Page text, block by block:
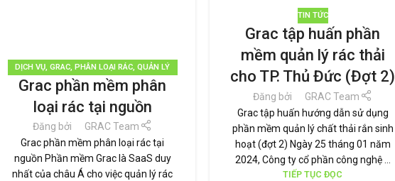
DỊCH VỤ ,GRAC ,PHÂN LOẠI RÁC ,QUẢN LÝ
RÁC THẢI, TÁI CHẾ TÁI SỬ DỤNG,THƯƠNG
TIN TỨC
Grac phần mềm phân
loại rác tại nguồn
Đăng bởi
GRAC Team
Grac phần mềm phân loại rác tại
nguồn Phần mềm Grac là SaaS duy
nhất của châu Á cho việc quản lý rác
TIN TỨC
Grac tập huấn phần
mềm quản lý rác thải
cho TP. Thủ Đức (Đợt 2)
Đăng bởi
GRAC Team
Grac tập huấn hướng dẫn sử dụng
phần mềm quản lý chất thải rắn sinh
hoạt (đợt 2) Ngày 25 tháng 01 năm
2024, Công ty cổ phần công nghệ ...
TIẾP TỤC ĐỌC